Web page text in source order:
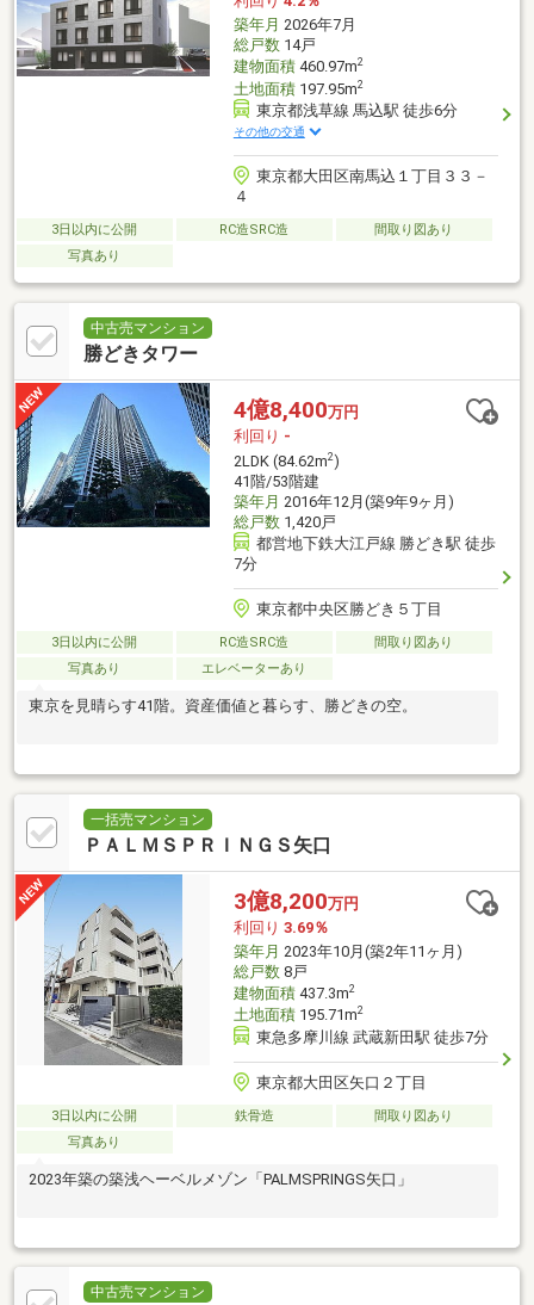
築年月 2026年7月
総戸数14戸
建物面積460.97m2
土地面積197.95m2
東京都浅草線 馬込駅 徒歩6分
その他の交通
東京都大田区南馬込１丁目３３－
４
3日以内に公開 RC造SRC造
間取り図あり
写真あり
中古売マンション
勝どきタワー
4億8,400万円
利回り -
2LDK (84.62m2)
41階/53階建
築年月 2016年12月(築9年9ヶ月)
総戸数1,420戸
都営地下鉄大江戸線 勝どき駅 徒歩
7分
東京都中央区勝どき５丁目
3日以内に公開 RC造SRC造
間取り図あり
写真あり
エレベーターあり
東京を見晴らす41階。資産価値と暮らす、勝どきの空。
一括売マンション
ＰＡＬＭＳＰＲＩＮＧＳ矢口
3億8,200万円
利回り 3.69％
築年月 2023年10月(築2年11ヶ月)
総戸数8戸
建物面積437.3m2
土地面積195.71m2
東急多摩川線 武蔵新田駅 徒歩7分
東京都大田区矢口２丁目
3日以内に公開 鉄骨造
間取り図あり
写真あり
2023年築の築浅ヘーベルメゾン「PALMSPRINGS矢口」
中古売マンション